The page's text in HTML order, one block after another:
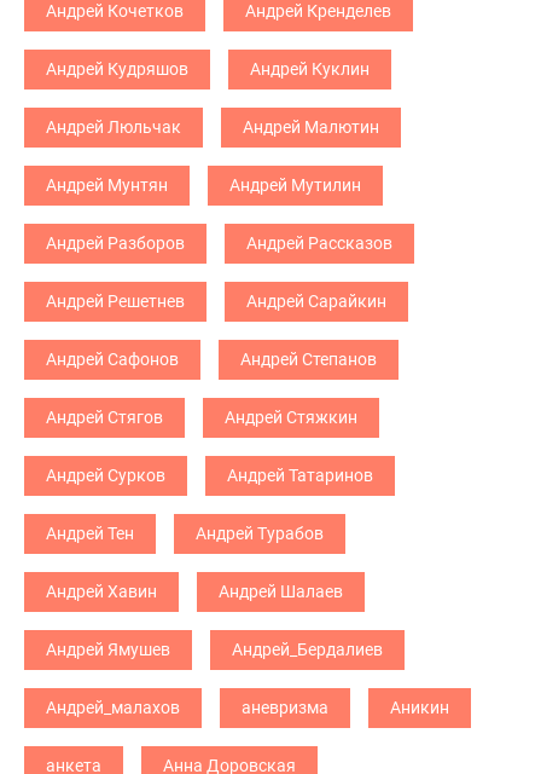
Андрей Кочетков Андрей Кренделев
Андрей Кудряшов Андрей Куклин
Андрей Люльчак Андрей Малютин
Андрей Мунтян Андрей Мутилин
Андрей Разборов Андрей Рассказов
Андрей Решетнев Андрей Сарайкин
Андрей Сафонов Андрей Степанов
Андрей Стягов Андрей Стяжкин
Андрей Сурков Андрей Татаринов
Андрей Тен Андрей Турабов
Андрей Хавин Андрей Шалаев
Андрей Ямушев Андрей_Бердалиев
Андрей_малахов аневризма Аникин
анкета Анна Доровская